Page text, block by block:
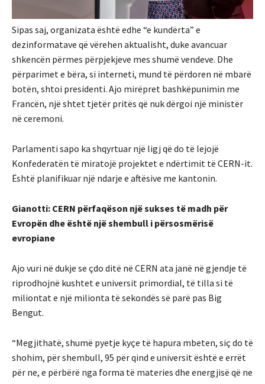
Sipas saj, organizata është edhe “e kundërta” e
dezinformatave që vërehen aktualisht, duke avancuar
shkencën përmes përpjekjeve mes shumë vendeve. Dhe
përparimet e bëra, si interneti, mund të përdoren në mbarë
botën, shtoi presidenti. Ajo mirëpret bashkëpunimin me
Francën, një shtet tjetër pritës që nuk dërgoi një ministër
në ceremoni.
Parlamenti sapo ka shqyrtuar një ligj që do të lejojë
Konfederatën të miratojë projektet e ndërtimit të CERN-it.
Është planifikuar një ndarje e aftësive me kantonin.
Gianotti: CERN përfaqëson një sukses të madh për
Evropën dhe është një shembull i përsosmërisë
evropiane
Ajo vuri në dukje se çdo ditë në CERN ata janë në gjendje të
riprodhojnë kushtet e universit primordial, të tilla si të
miliontat e një milionta të sekondës së parë pas Big
Bengut.
“Megjithatë, shumë pyetje kyçe të hapura mbeten, siç do të
shohim, për shembull, 95 për qind e universit është e errët
për ne, e përbërë nga forma të materies dhe energjisë që ne